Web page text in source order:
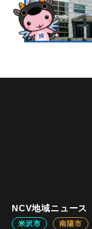
NCV地域ニュース
米沢市 南陽市